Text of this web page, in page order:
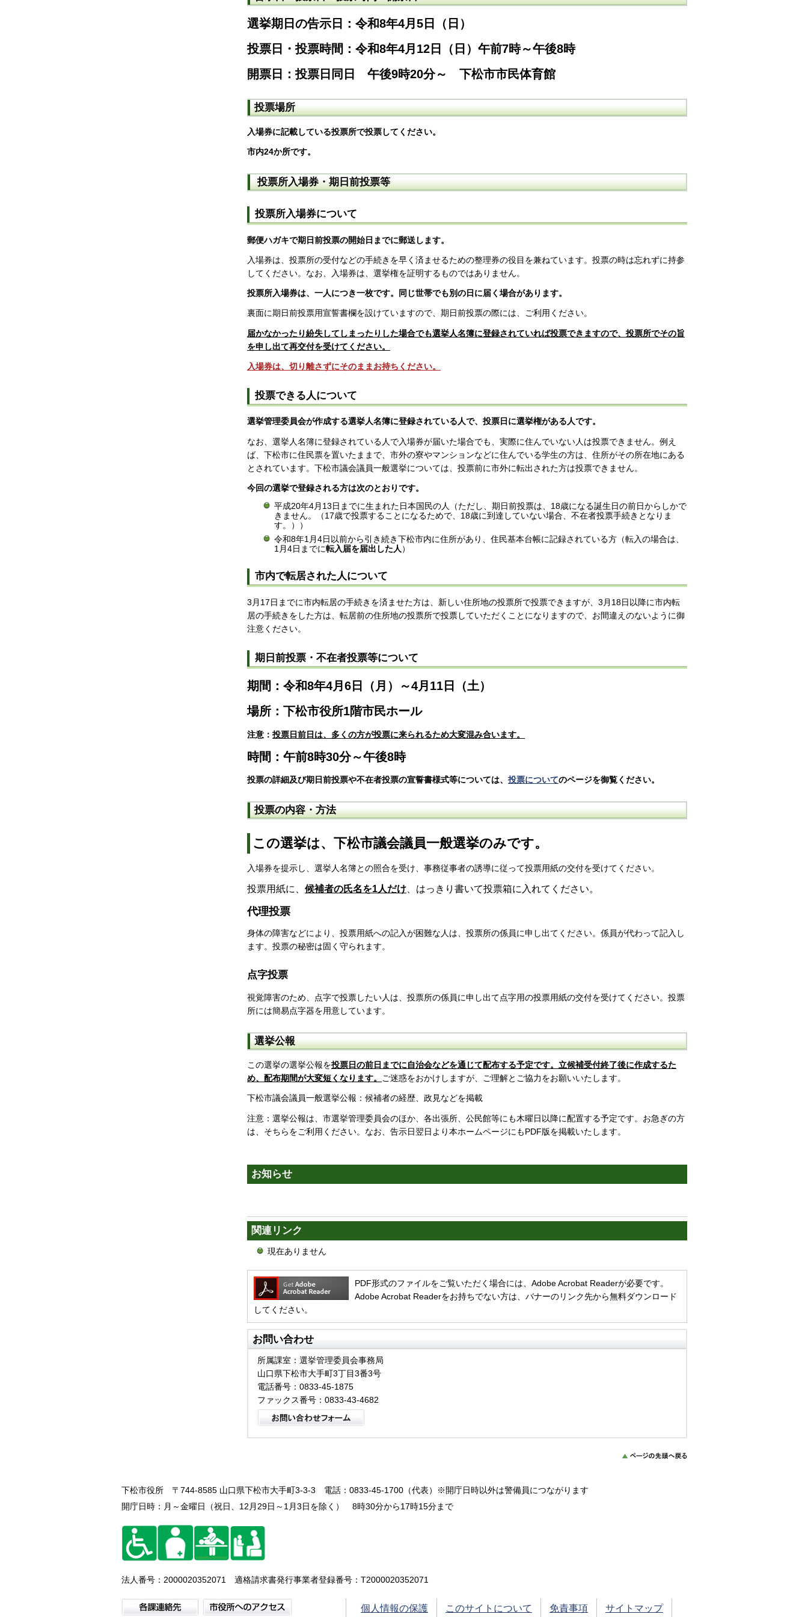
選挙期日の告示日：令和8年4月5日（日）
投票日・投票時間：令和8年4月12日（日）午前7時～午後8時
開票日：投票日同日 午後9時20分～ 下松市市民体育館
投票場所
入場券に記載している投票所で投票してください。
市内24か所です。
投票所入場券・期日前投票等
投票所入場券について
郵便ハガキで期日前投票の開始日までに郵送します。
入場券は、投票所の受付などの手続きを早く済ませるための整理券の役目を兼ねています。投票の時は忘れずに持参
してください。なお、入場券は、選挙権を証明するものではありません。
投票所入場券は、一人につき一枚です。同じ世帯でも別の日に届く場合があります。
裏面に期日前投票用宣誓書欄を設けていますので、期日前投票の際には、ご利用ください。
届かなかったり紛失してしまったりした場合でも選挙人名簿に登録されていれば投票できますので、投票所でその旨
を申し出て再交付を受けてください。
入場券は、切り離さずにそのままお持ちください。
投票できる人について
選挙管理委員会が作成する選挙人名簿に登録されている人で、投票日に選挙権がある人です。
なお、選挙人名簿に登録されている人で入場券が届いた場合でも、実際に住んでいない人は投票できません。例え
ば、下松市に住民票を置いたままで、市外の寮やマンションなどに住んでいる学生の方は、住所がその所在地にある
とされています。下松市議会議員一般選挙については、投票前に市外に転出された方は投票できません。
今回の選挙で登録される方は次のとおりです。
平成20年4月13日までに生まれた日本国民の人（ただし、期日前投票は、18歳になる誕生日の前日からしかで
きません。（17歳で投票することになるためで、18歳に到達していない場合、不在者投票手続きとなりま
す。））
令和8年1月4日以前から引き続き下松市内に住所があり、住民基本台帳に記録されている方（転入の場合は、
1月4日までに転入届を届出した人 ）
市内で転居された人について
3月17日までに市内転居の手続きを済ませた方は、新しい住所地の投票所で投票できますが、3月18日以降に市内転
居の手続きをした方は、転居前の住所地の投票所で投票していただくことになりますので、お間違えのないように御
注意ください。
期日前投票・不在者投票等について
期間：令和8年4月6日（月）～4月11日（土）
場所：下松市役所1階市民ホール
注意： 投票日前日は、多くの方が投票に来られるため大変混み合います。
時間：午前8時30分～午後8時
投票の詳細及び期日前投票や不在者投票の宣誓書様式等については、 投票についてのページを御覧ください。
投票の内容・方法
この選挙は、下松市議会議員一般選挙のみです。
入場券を提示し、選挙人名簿との照合を受け、事務従事者の誘導に従って投票用紙の交付を受けてください。
投票用紙に、 候補者の氏名を1人だけ 、はっきり書いて投票箱に入れてください。
代理投票
身体の障害などにより、投票用紙への記入が困難な人は、投票所の係員に申し出てください。係員が代わって記入し
ます。投票の秘密は固く守られます。
点字投票
視覚障害のため、点字で投票したい人は、投票所の係員に申し出て点字用の投票用紙の交付を受けてください。投票
所には簡易点字器を用意しています。
選挙公報
この選挙の選挙公報を投票日の前日までに自治会などを通じて配布する予定です。立候補受付終了後に作成するた
め、配布期間が大変短くなります。
ご迷惑をおかけしますが、ご理解とご協力をお願いいたします。
下松市議会議員一般選挙公報：候補者の経歴、政見などを掲載
注意：選挙公報は、市選挙管理委員会のほか、各出張所、公民館等にも木曜日以降に配置する予定です。お急ぎの方
は、そちらをご利用ください。なお、告示日翌日より本ホームページにもPDF版を掲載いたします。
お知らせ
関連リンク
現在ありません
PDF形式のファイルをご覧いただく場合には、Adobe Acrobat Readerが必要です。
Adobe Acrobat Readerをお持ちでない方は、バナーのリンク先から無料ダウンロード
してください。
お問い合わせ
所属課室：選挙管理委員会事務局
山口県下松市大手町3丁目3番3号
電話番号：0833-45-1875
ファックス番号：0833-43-4682
下松市役所 〒744-8585 山口県下松市大手町3-3-3
電話：0833-45-1700（代表）※開庁日時以外は警備員につながります
開庁日時：月～金曜日（祝日、12月29日～1月3日を除く） 8時30分から17時15分まで
法人番号：2000020352071 適格請求書発行事業者登録番号：T2000020352071
個人情報の保護 このサイトについて 免責事項 サイトマップ